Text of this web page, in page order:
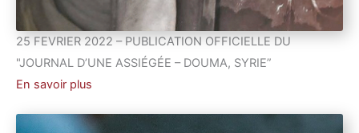
25 FEVRIER 2022 – PUBLICATION OFFICIELLE DU
"JOURNAL D’UNE ASSIÉGÉE – DOUMA, SYRIE”
En savoir plus